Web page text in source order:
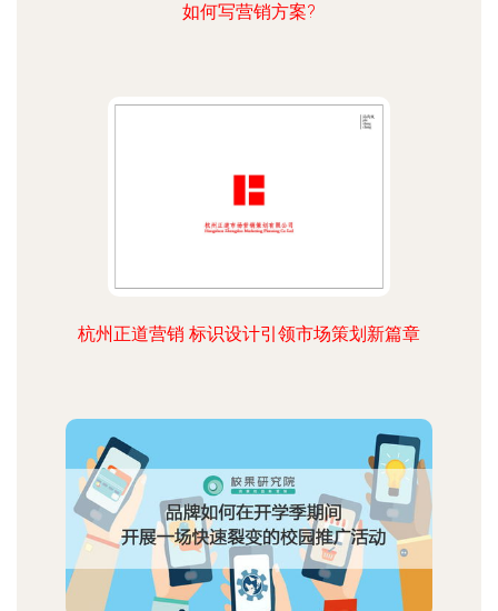
如何写营销方案?
杭州正道营销 标识设计引领市场策划新篇章